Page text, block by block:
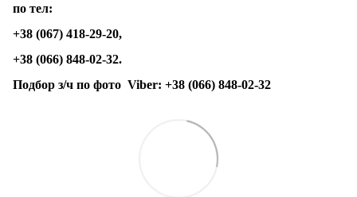
по тел:
+38 (067) 418-29-20,
+38 (066) 848-02-32.
Подбор з/ч по фото Viber: +38 (066) 848-02-32